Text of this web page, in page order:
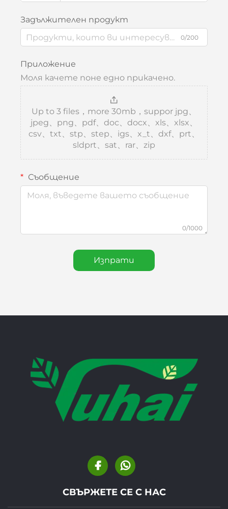
Задължителен продукт
0/200
Приложение
Моля качете поне едно прикачено.
Up to 3 files，more 30mb，suppor jpg、
jpeg、png、pdf、doc、docx、xls、xlsx、
csv、txt、stp、step、igs、x_t、dxf、prt、
sldprt、sat、rar、zip
Съобщение
0/1000
Изпрати
СВЪРЖЕТЕ СЕ С НАС